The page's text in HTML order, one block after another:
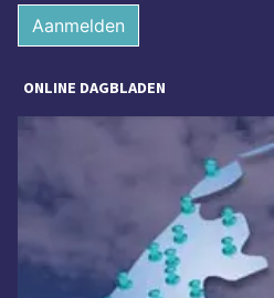
Aanmelden
ONLINE DAGBLADEN